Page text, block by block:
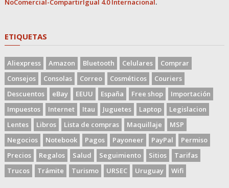
NoComercial-CompartirIgual 4.0 Internacional.
ETIQUETAS
Aliexpress Amazon Bluetooth Celulares
Comprar
Consejos
Consolas Correo Cosméticos
Couriers
Descuentos
eBay EEUU España Free shop
Importación
Impuestos
Internet Itau Juguetes Laptop
Legislacion
Lentes
Libros Lista de compras Maquillaje
MSP
Negocios
Notebook Pagos Payoneer PayPal
Permiso
Precios
Regalos Salud Seguimiento Sitios
Tarifas
Trucos
Trámite Turismo URSEC Uruguay Wifi